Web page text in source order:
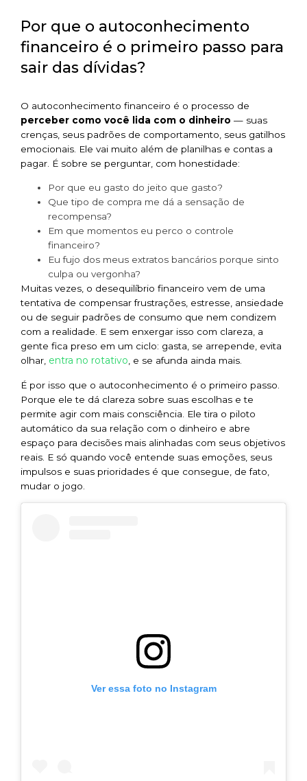
Por que o autoconhecimento
financeiro é o primeiro passo para
sair das dívidas?
O autoconhecimento financeiro é o processo de
perceber como você lida com o dinheiro — suas
crenças, seus padrões de comportamento, seus gatilhos
emocionais. Ele vai muito além de planilhas e contas a
pagar. É sobre se perguntar, com honestidade:
Por que eu gasto do jeito que gasto?
Que tipo de compra me dá a sensação de
recompensa?
Em que momentos eu perco o controle
financeiro?
Eu fujo dos meus extratos bancários porque sinto
culpa ou vergonha?
Muitas vezes, o desequilíbrio financeiro vem de uma
tentativa de compensar frustrações, estresse, ansiedade
ou de seguir padrões de consumo que nem condizem
com a realidade. E sem enxergar isso com clareza, a
gente fica preso em um ciclo: gasta, se arrepende, evita
olhar, entra no rotativo, e se afunda ainda mais.
É por isso que o autoconhecimento é o primeiro passo.
Porque ele te dá clareza sobre suas escolhas e te
permite agir com mais consciência. Ele tira o piloto
automático da sua relação com o dinheiro e abre
espaço para decisões mais alinhadas com seus objetivos
reais. E só quando você entende suas emoções, seus
impulsos e suas prioridades é que consegue, de fato,
mudar o jogo.
Ver essa foto no Instagram